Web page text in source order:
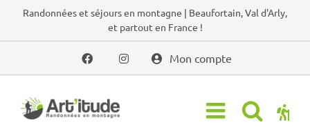
PasserRandonnées et séjours en montagne | Beaufortain, Val d'Arly,
et partout en France !
Mon compte